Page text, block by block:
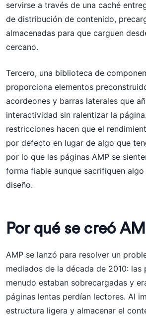
servirse a través de una caché
de distribución de contenido,
almacenadas para que carguen
cercano.
Tercero, una biblioteca de
proporciona elementos
acordeones y barras laterales que
interactividad sin ralentizar la
restricciones hacen que el
por defecto en lugar de algo que
por lo que las páginas AMP se
forma fiable aunque sacrifiquen
diseño.
Por qué se creó
AMP se lanzó para resolver un
mediados de la década de 2010: las
menudo estaban sobrecargadas y
páginas lentas perdían lectores. Al
estructura ligera y almacenar el